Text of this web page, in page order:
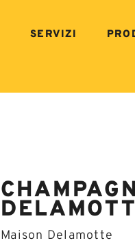
SERVIZI
Maison Delamotte